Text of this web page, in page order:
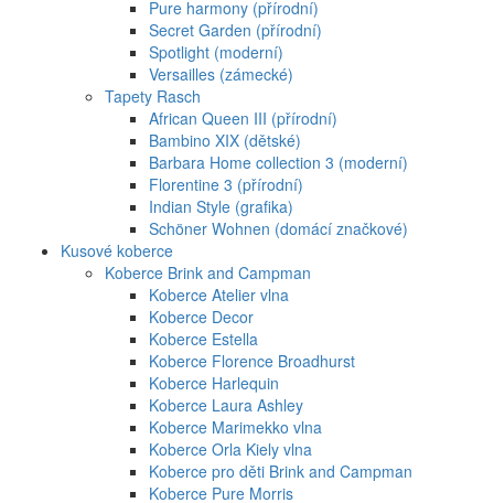
Pure harmony (přírodní)
Secret Garden (přírodní)
Spotlight (moderní)
Versailles (zámecké)
Tapety Rasch
African Queen III (přírodní)
Bambino XIX (dětské)
Barbara Home collection 3 (moderní)
Florentine 3 (přírodní)
Indian Style (grafika)
Schöner Wohnen (domácí značkové)
Kusové koberce
Koberce Brink and Campman
Koberce Atelier vlna
Koberce Decor
Koberce Estella
Koberce Florence Broadhurst
Koberce Harlequin
Koberce Laura Ashley
Koberce Marimekko vlna
Koberce Orla Kiely vlna
Koberce pro děti Brink and Campman
Koberce Pure Morris